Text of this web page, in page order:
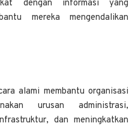
dengan informasi yang
mereka mengendalikan
alami membantu organisasi
urusan administrasi,
dan meningkatkan